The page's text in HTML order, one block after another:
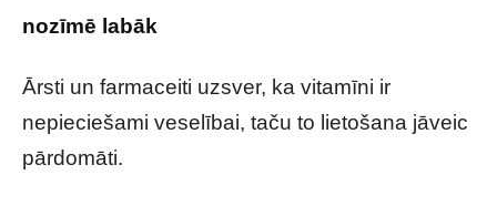
nozīmē labāk
Ārsti un farmaceiti uzsver, ka vitamīni ir
nepieciešami veselībai, taču to lietošana jāveic
pārdomāti.